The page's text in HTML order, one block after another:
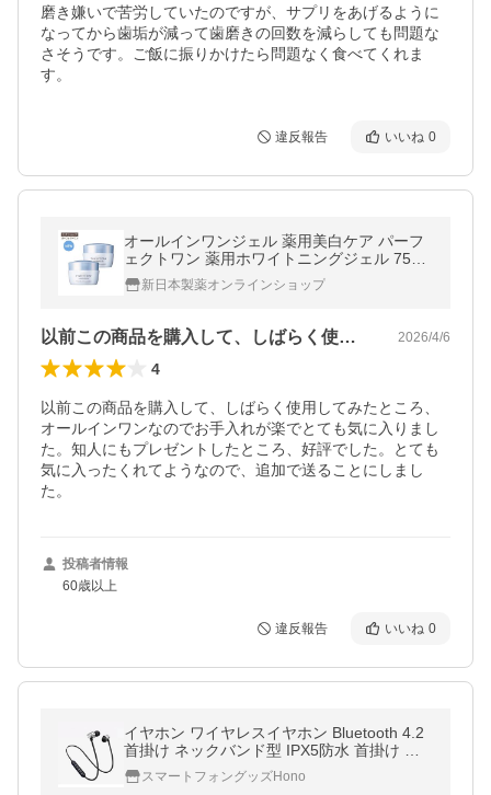
磨き嫌いで苦労していたのですが、サプリをあげるように
なってから歯垢が減って歯磨きの回数を減らしても問題な
さそうです。ご飯に振りかけたら問題なく食べてくれま
す。
違反報告 いいね 0
オールインワンジェル 薬用美白ケア パーフ
ェクトワン 薬用ホワイトニングジェル 75g 2
個セット 新日本製薬公式 化粧水 美容液 メン
ズ クリーム シミ
新日本製薬オンラインショップ
以前この商品を購入して、しばらく使用し… 2026/4/6
4
以前この商品を購入して、しばらく使用してみたところ、
オールインワンなのでお手入れが楽でとても気に入りまし
た。知人にもプレゼントしたところ、好評でした。とても
気に入ったくれてようなので、追加で送ることにしまし
た。
投稿者情報
60歳以上
違反報告 いいね 0
イヤホン ワイヤレスイヤホン Bluetooth 4.2
首掛け ネックバンド型 IPX5防水 首掛け ス
ポーツ仕様 カナル型 iphone Android スポー
ツイヤホン A86
スマートフォングッズHono